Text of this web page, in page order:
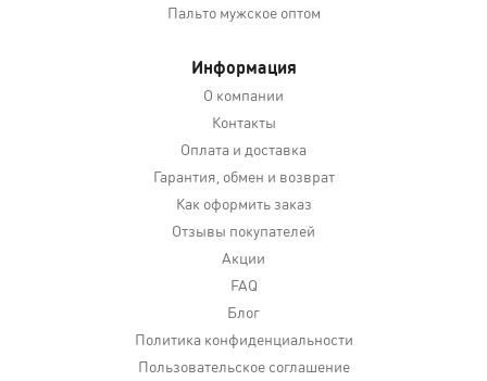
Пальто мужское оптом
Информация
О компании
Контакты
Оплата и доставка
Гарантия, обмен и возврат
Как оформить заказ
Отзывы покупателей
Акции
FAQ
Блог
Политика конфиденциальности
Пользовательское соглашение